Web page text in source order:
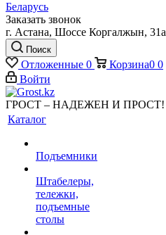
Беларусь
Заказать звонок
г. Астана, Шоссе Коргалжын, 31а
Поиск
Отложенные 0 Корзина0 0
Войти
ГРОСТ – НАДЕЖЕН И ПРОСТ!
Каталог
Подъемники
Штабелеры,
тележки,
подъемные
столы